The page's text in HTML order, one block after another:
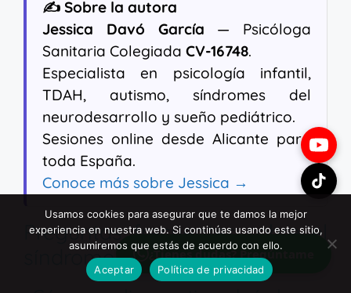
✍️ Sobre la autora
Jessica Davó García — Psicóloga
Sanitaria Colegiada CV-16748.
Especialista en psicología infantil,
TDAH, autismo, síndromes del
neurodesarrollo y sueño pediátrico.
Sesiones online desde Alicante para
toda España.
Conoce más sobre Jessica →
Preguntas frecuentes sobre el
síndrome de Down¿Tienes dudas? Pregúntame
Usamos cookies para asegurar que te damos la mejor
experiencia en nuestra web. Si continúas usando este sitio,
asumiremos que estás de acuerdo con ello.
Aceptar
Política de privacidad